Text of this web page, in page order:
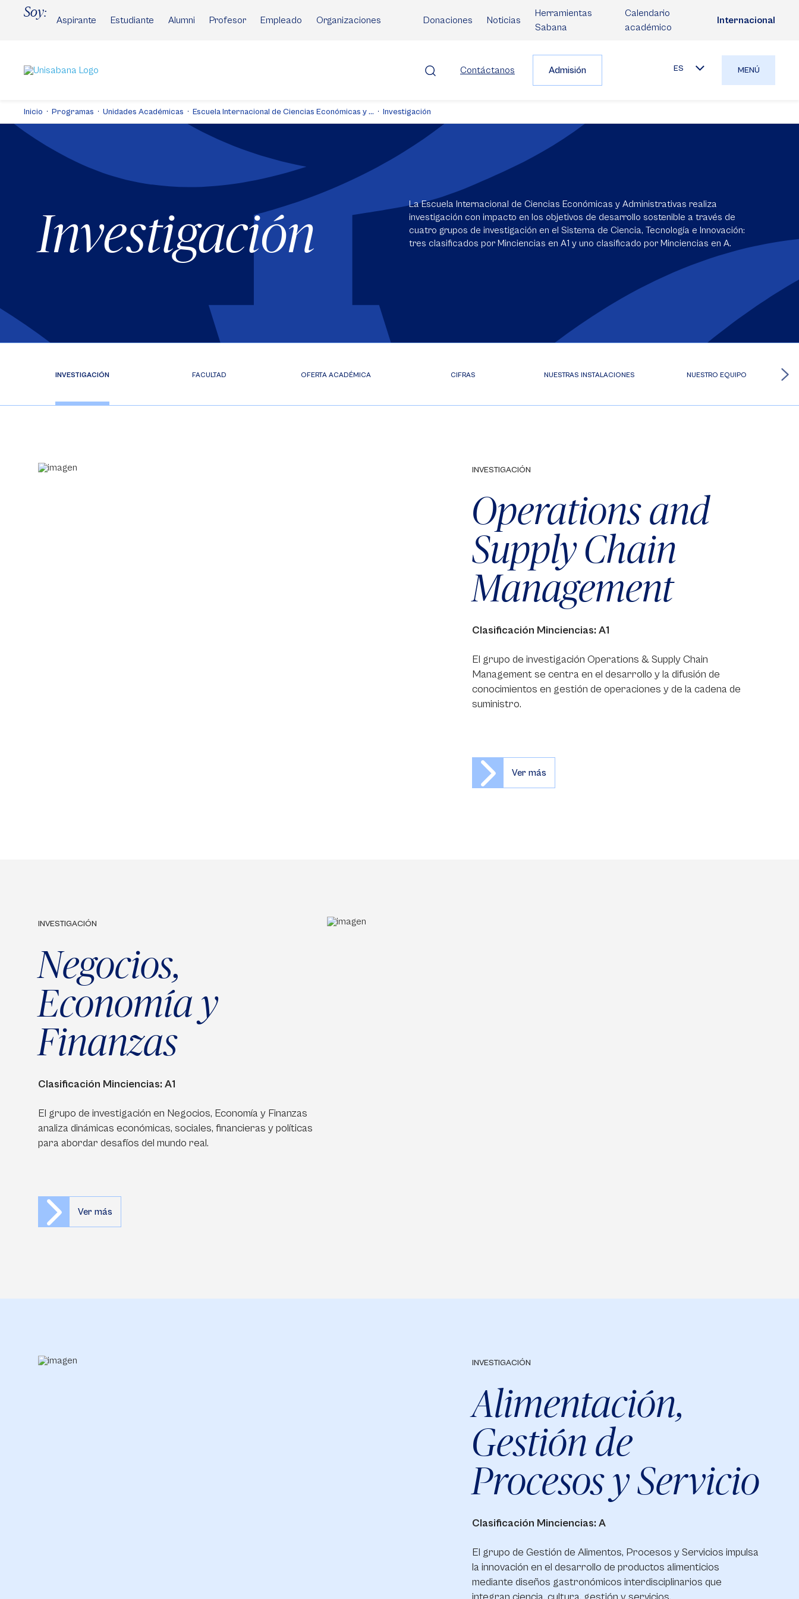
Soy:
Aspirante Estudiante Alumni Profesor Empleado Organizaciones Donaciones Noticias
Herramientas
Sabana
Calendario
académico
Internacional
Contáctanos Admisión ES MENÚ
Inicio Programas Unidades Académicas Escuela Internacional de Ciencias Económicas y ... Investigación
Investigación
La Escuela Internacional de Ciencias Económicas y Administrativas realiza
investigación con impacto en los objetivos de desarrollo sostenible a través de
cuatro grupos de investigación en el Sistema de Ciencia, Tecnología e Innovación:
tres clasificados por Minciencias en A1 y uno clasificado por Minciencias en A.
INVESTIGACIÓN FACULTAD OFERTA ACADÉMICA CIFRAS NUESTRAS INSTALACIONES NUESTRO EQUIPO
INVESTIGACIÓN
Operations and
Supply Chain
Management
Clasificación Minciencias: A1
El grupo de investigación Operations & Supply Chain
Management se centra en el desarrollo y la difusión de
conocimientos en gestión de operaciones y de la cadena de
suministro.
Ver más
INVESTIGACIÓN
Negocios,
Economía y
Finanzas
Clasificación Minciencias: A1
El grupo de investigación en Negocios, Economía y Finanzas
analiza dinámicas económicas, sociales, financieras y políticas
para abordar desafíos del mundo real.
Ver más
INVESTIGACIÓN
Alimentación,
Gestión de
Procesos y Servicio
Clasificación Minciencias: A
El grupo de Gestión de Alimentos, Procesos y Servicios impulsa
la innovación en el desarrollo de productos alimenticios
mediante diseños gastronómicos interdisciplinarios que